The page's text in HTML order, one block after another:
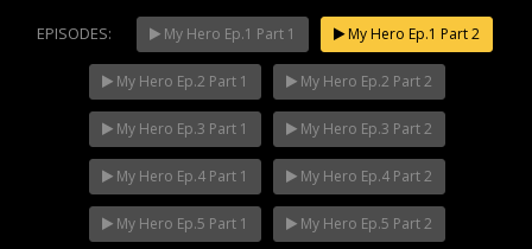
NOW PLAYING Mani Nakha Ep.14
EPISODES: My Hero Ep.1 Part 1 My Hero Ep.1 Part 2
My Hero Ep.2 Part 1 My Hero Ep.2 Part 2
My Hero Ep.3 Part 1 My Hero Ep.3 Part 2
My Hero Ep.4 Part 1 My Hero Ep.4 Part 2
My Hero Ep.5 Part 1 My Hero Ep.5 Part 2